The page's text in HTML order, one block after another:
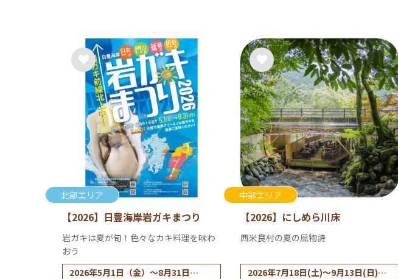
北部エリア
【2026】日豊海岸岩ガキまつり
岩ガキは夏が旬！色々なカキ料理を味わ
おう
2026年5月1日（金）～8月31日
中部エリア
【2026】にしめら川床
西米良村の夏の風物詩
2026年7月18日(土)～9月13日(日)